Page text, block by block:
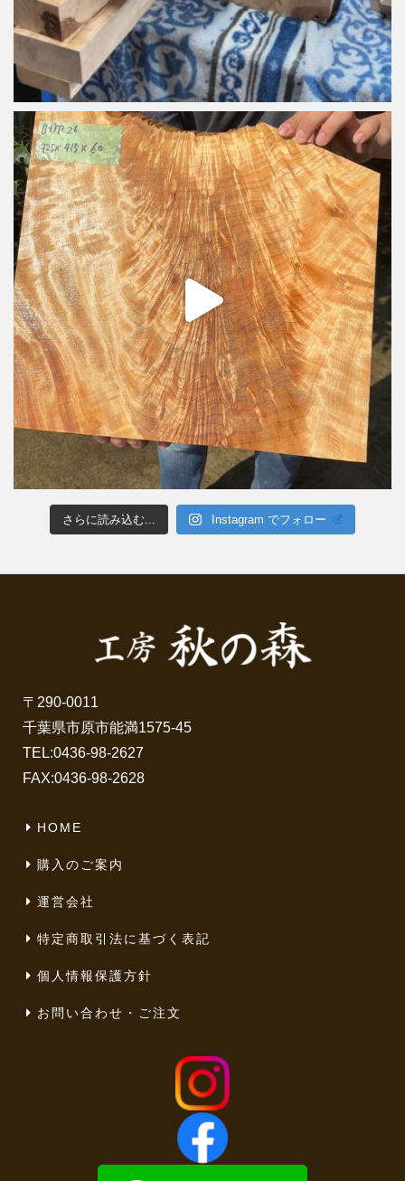
さらに読み込む... Instagram でフォロー
〒290-0011
千葉県市原市能満1575-45
TEL:0436-98-2627
FAX:0436-98-2628
HOME
購入のご案内
運営会社
特定商取引法に基づく表記
個人情報保護方針
お問い合わせ・ご注文